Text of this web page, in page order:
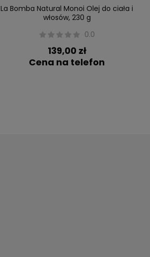
La Bomba Natural Monoi Olej do ciała i
włosów, 230 g
0.0
139,00 zł
Cena na telefon